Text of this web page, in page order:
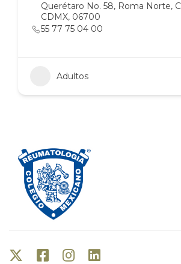
Querétaro No. 58, Roma Norte,
CDMX, 06700
55 77 75 04 00
Adultos